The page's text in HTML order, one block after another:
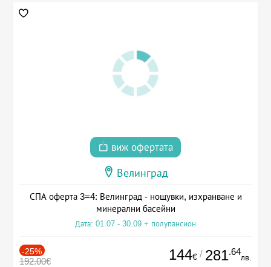
виж офертата
Велинград
СПА оферта 3=4: Велинград - нощувки, изхранване и
минерални басейни
Дата: 01.07 - 30.09 + полупансион
-25%
192.00€ 144€ / 281.64
лв.